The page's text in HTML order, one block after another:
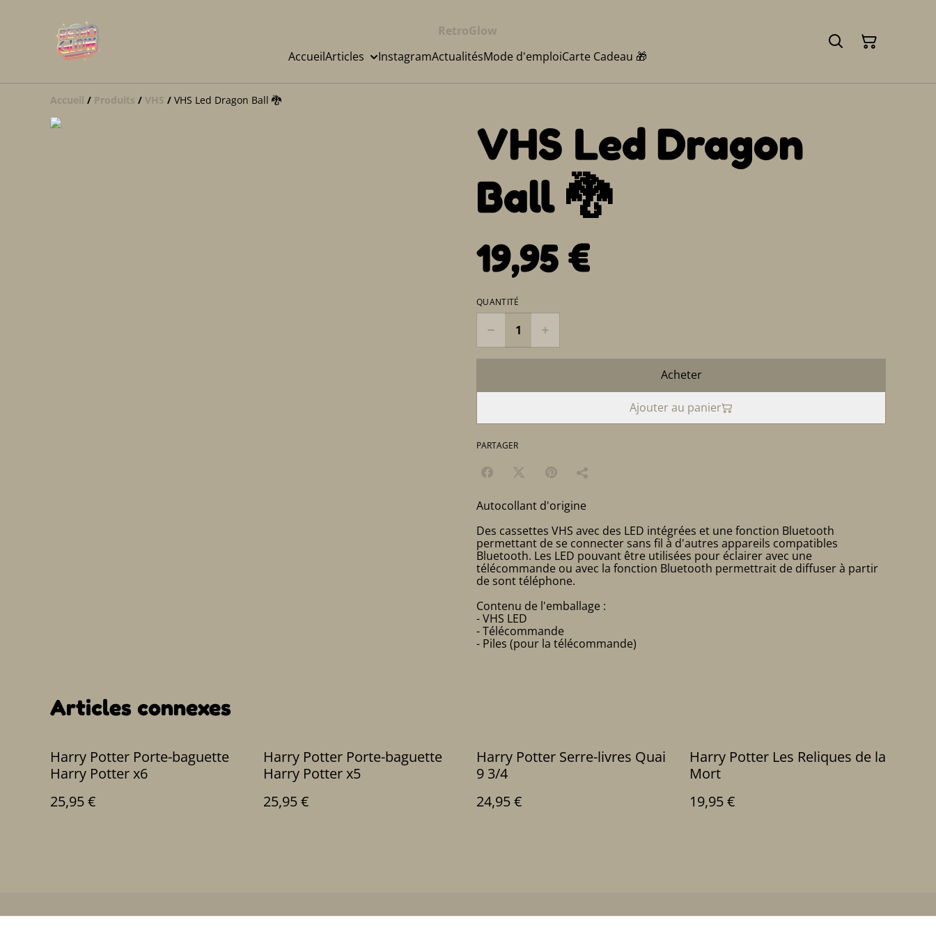
RetroGlow
AccueilArticles InstagramActualitésMode d'emploiCarte Cadeau 🎁
Accueil / Produits / VHS / VHS Led Dragon Ball 🐉
VHS Led Dragon
Ball 🐉
19,95 €
QUANTITÉ
Acheter
Ajouter au panier
PARTAGER
Autocollant d'origine
Des cassettes VHS avec des LED intégrées et une fonction Bluetooth
permettant de se connecter sans fil à d'autres appareils compatibles
Bluetooth. Les LED pouvant être utilisées pour éclairer avec une
télécommande ou avec la fonction Bluetooth permettrait de diffuser à partir
de sont téléphone.
Contenu de l'emballage :
- VHS LED
- Télécommande
- Piles (pour la télécommande)
Articles connexes
Harry Potter Porte-baguette
Harry Potter x6
25,95 €
Harry Potter Porte-baguette
Harry Potter x5
25,95 €
Harry Potter Serre-livres Quai
9 3/4
24,95 €
Harry Potter Les Reliques de la
Mort
19,95 €